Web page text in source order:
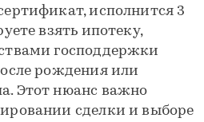
исполнится 3
взять ипотеку,
господдержки
рождения или
Этот нюанс важно
сделки и выборе